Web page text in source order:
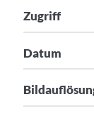
Zugriff
Datum